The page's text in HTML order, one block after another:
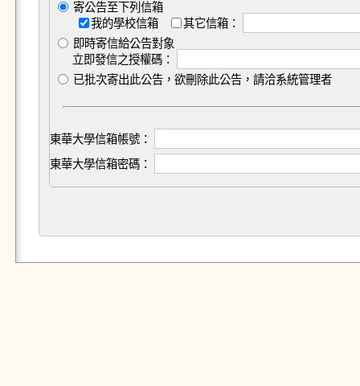
寄公告至下列信箱
我的學校信箱
其它信箱：
即時寄信給公告對象
立即發信之授權碼：
已批次寄出此公告，欲刪除此公告，請洽系統管理者
東華大學信箱帳號：
東華大學信箱密碼：